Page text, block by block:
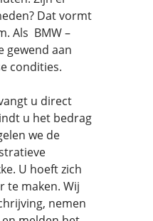
Dat vormt
Als BMW –
gewend aan
condities.
u direct
u het bedrag
we de
U hoeft zich
te maken. Wij
nemen